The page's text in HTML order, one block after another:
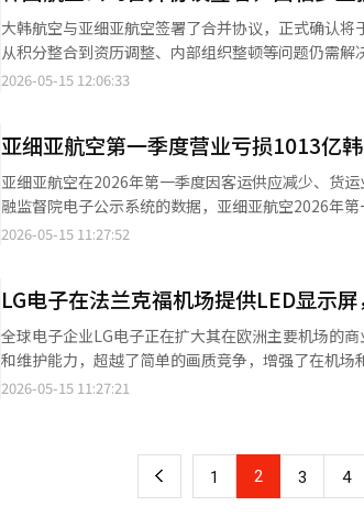
突，但在经济上却并未完全脱钩。中国仍然是全球
来看，管理与美国的紧张关系同样重要。因此，飞
了全球产业竞争性质的变化。表面上看是企业之间
的订单，而中国则在国家层面控制市场和供应链。在
中国也在大力投资自主客机开发，推动航空崛起。
合竞争。 特朗普总统宣布的200架波音飞机订单，表
国家权力、产业战略和外交紧密结合，形成合力。
的平均水平。4月整体客座率为91.9%，比LCC平均
航线为89.1%。 济州航空通过优化航线运营，灵活应对旅游需求。 自去年10月26日冬季航班时刻表开始以来，济州
航空将仁川至大阪的航班频率从每天4班增加至每天
班。 此外，自5月12日起，仁川至济州航线开始每周2班的试运行。6月11日起，济州航空还将在仁川至神户航线新增
额。 尤其是在夏季假期需求集中的中短途航线，济州航空计划灵活调整供应，以积极吸引高峰期的乘客。 在LCC整体
供应扩张竞争加剧的背景下，济州航空通过提高机队运营
关人士表示：“我们将继续灵活运营航线，以应对
下，通过高效的航线运营增强竞争力。”※ 本报道经
大韩航空与亚细亚航空签署了合并协议，正式确认
从积分整合到资历调整、内部组织整顿等问题仍需
避免。根据14日的行业消息，大韩航空与亚细亚航
海外竞争机构的企业合并批准，并于2024年12月取
收尾阶段。随着年底统一大韩航空的成立，法律和程
后立即向国土交通部申请了合并许可。预计在6月将
亚细亚航空计划于8月12日召开临时股东大会，讨论
东大会上合并事项将顺利获得批准，这将是统一FSC
子。由于飞行员的职业特性，资历的影响范围广泛，
机、飞行计划、机型和工作地点的选择等。 关于资
家航空公司的管理层与飞行员工会的四方会议未再
会，与工会的对立加剧。因此，预计在物理整合之
待解决的问题。公平交易委员会正在审查大韩航空提
2026-05-15 12:06:33
亚细亚航空第一季度营业亏损1013亿
亚细亚航空在2026年第一季度因客运供应减少、货运业务
融监督院电子公示系统的数据，亚细亚航空2026年
元。营业亏损为1013亿韩元，净亏损为2377亿韩元。 此次业绩被解读为客运供应减少与货运业务出售的双重影响。
所改善。由于长途航线的运营和高端需求的恢复，
左右。 货运部门的业绩下降幅度更大。第一季度货运业务的营业收入为620亿韩元，同比减少3089亿韩元。这是由于
去年8月货运业务出售的影响开始显现。 之前，亚细亚航空依靠长途货运航线维持稳定的盈利结构，但在货运业务转
移后，业务结构重组为利用客机下部空间的腹舱货
也对盈利能力产生了影响。 营业亏损的扩大还反映了整合相关的成本压力。亚细亚航空近期在仁川国际机场第二客运
航空的里程整合计划所反映的准备金成本也进一步加大了成本压力。 汇率因素也加大了业
的结算汇率超过1500韩元兑1美元，比上期末上涨
2026-05-15 11:27:52
LG电子在法兰克福机场提供LED显示
全球电子企业LG电子正在扩大其在欧洲主要机场的
和维护能力，超越了简单的画质竞争，增强了在机场和交通基础设施市场
对于4月底新开通的德国法兰克福机场三号航站楼的大型LED显示屏
营，显示屏的长期稳定运行和维护能力被视为关键竞争要素。 LG电子表示，此次产品采用了延缓火
并使用了高安全性的部件，以满足安全标准，无需
准“VdS 6024”以及安全和电磁兼容性规定“CE-LVD/EMC”。 此外，LG电子还通过广视角
2026-05-15 11:27:21
上 1 2 3 4